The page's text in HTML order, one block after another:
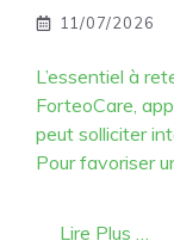
11/07/2026
L’essentiel à
ForteoCare,
peut solliciter
Pour favoriser
Lire Plus …